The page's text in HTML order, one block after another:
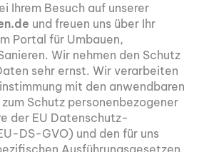
Ihrem Besuch auf unserer
und freuen uns über Ihr
Portal für Umbauen,
Wir nehmen den Schutz
sehr ernst. Wir verarbeiten
mit den anwendbaren
Schutz personenbezogener
der EU Datenschutz-
DS-GVO) und den für uns